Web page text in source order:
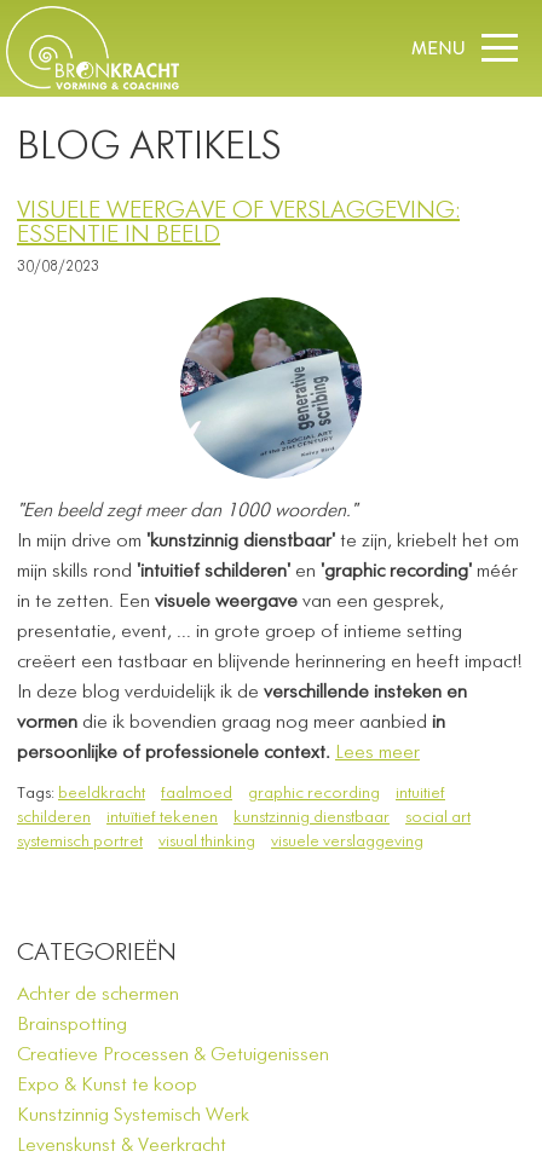
BLOG ARTIKELS
VISUELE WEERGAVE OF VERSLAGGEVING:
ESSENTIE IN BEELD
30/08/2023
"Een beeld zegt meer dan 1000 woorden."
In mijn drive om 'kunstzinnig dienstbaar' te zijn, kriebelt het om
mijn skills rond 'intuitief schilderen' en 'graphic recording' méér
in te zetten. Een visuele weergave van een gesprek,
presentatie, event, ... in grote groep of intieme setting
creëert een tastbaar en blijvende herinnering en heeft impact!
In deze blog verduidelijk ik de verschillende insteken en
vormen die ik bovendien graag nog meer aanbied in
persoonlijke of professionele context. Lees meer
Tags: beeldkracht faalmoed graphic recording
intuitief
schilderen
intuïtief tekenen kunstzinnig dienstbaar
social art
systemisch portret
visual thinking visuele verslaggeving
CATEGORIEËN
Achter de schermen
Brainspotting
Creatieve Processen & Getuigenissen
Expo & Kunst te koop
Kunstzinnig Systemisch Werk
Levenskunst & Veerkracht